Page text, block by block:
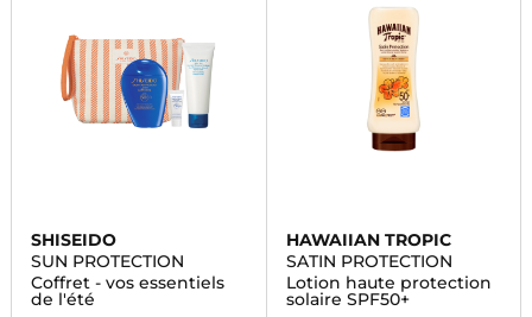
SHISEIDO
SUN PROTECTION
Coffret - vos essentiels
de l'été
HAWAIIAN TROPIC
SATIN PROTECTION
Lotion haute protection
solaire SPF50+